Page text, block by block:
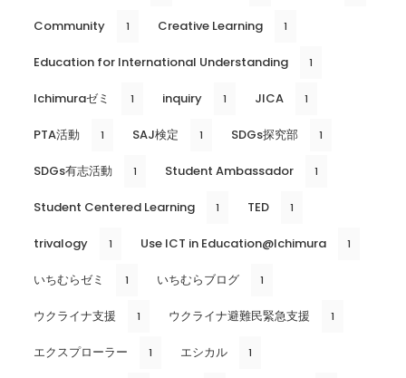
Community 1 Creative Learning 1
Education for International Understanding 1
Ichimuraゼミ 1 inquiry 1 JICA 1
PTA活動 1 SAJ検定 1 SDGs探究部 1
SDGs有志活動 1 Student Ambassador 1
Student Centered Learning 1 TED 1
trivalogy 1 Use ICT in Education@Ichimura 1
いちむらゼミ 1 いちむらブログ 1
ウクライナ支援 1 ウクライナ避難民緊急支援 1
エクスプローラー 1 エシカル 1